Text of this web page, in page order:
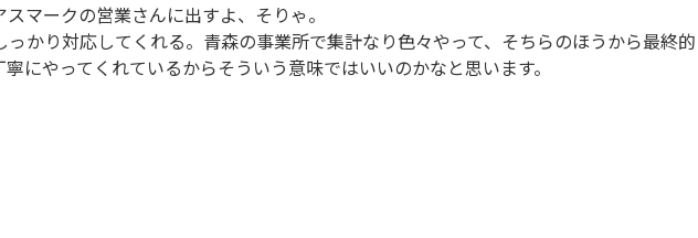
マークの営業さんに出すよ、そりゃ。
かり対応してくれる。青森の事業所で集計なり色々やって、そちらのほうから最終的
にやってくれているからそういう意味ではいいのかなと思います。